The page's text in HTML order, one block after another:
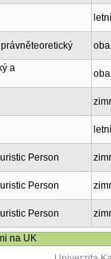
letní
oba
a
oba
letní
Person
Person
Person
na UK